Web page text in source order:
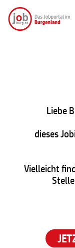
Liebe
dieses
Vielleicht